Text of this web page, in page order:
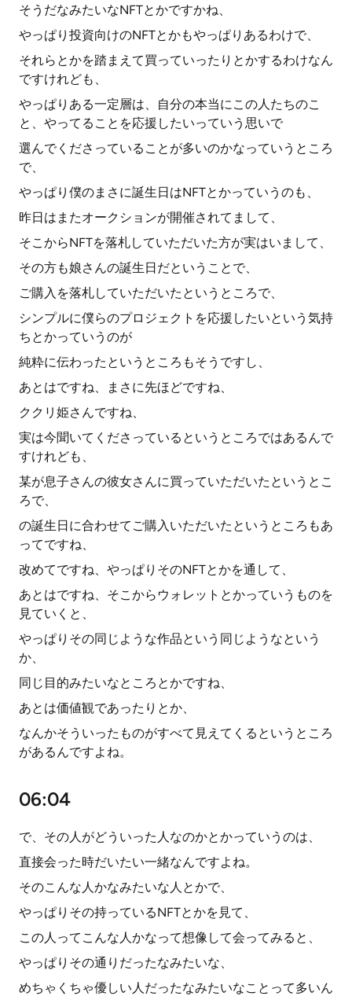
そうだなみたいなNFTとかですかね、
やっぱり投資向けのNFTとかもやっぱりあるわけで、
それらとかを踏まえて買っていったりとかするわけなん
ですけれども、
やっぱりある一定層は、自分の本当にこの人たちのこ
と、やってることを応援したいっていう思いで
選んでくださっていることが多いのかなっていうところ
で、
やっぱり僕のまさに誕生日はNFTとかっていうのも、
昨日はまたオークションが開催されてまして、
そこからNFTを落札していただいた方が実はいまして、
その方も娘さんの誕生日だということで、
ご購入を落札していただいたというところで、
シンプルに僕らのプロジェクトを応援したいという気持
ちとかっていうのが
純粋に伝わったというところもそうですし、
あとはですね、まさに先ほどですね、
ククリ姫さんですね、
実は今聞いてくださっているというところではあるんで
すけれども、
某が息子さんの彼女さんに買っていただいたというとこ
ろで、
の誕生日に合わせてご購入いただいたというところもあ
ってですね、
改めてですね、やっぱりそのNFTとかを通して、
あとはですね、そこからウォレットとかっていうものを
見ていくと、
やっぱりその同じような作品という同じようなという
か、
同じ目的みたいなところとかですね、
あとは価値観であったりとか、
なんかそういったものがすべて見えてくるというところ
があるんですよね。
06:04
で、その人がどういった人なのかとかっていうのは、
直接会った時だいたい一緒なんですよね。
そのこんな人かなみたいな人とかで、
やっぱりその持っているNFTとかを見て、
この人ってこんな人かなって想像して会ってみると、
やっぱりその通りだったなみたいな、
めちゃくちゃ優しい人だったなみたいなことって多いん